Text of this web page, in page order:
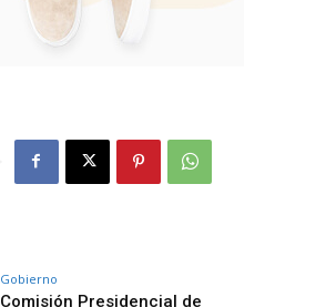
Gobierno
Comisión Presidencial de